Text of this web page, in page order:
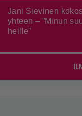
Jani Sievinen
yhteen – ”Minun
heille”